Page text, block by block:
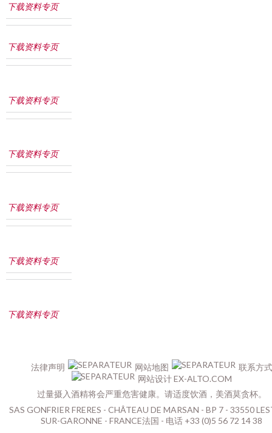
下载资料专页
下载资料专页
下载资料专页
下载资料专页
下载资料专页
下载资料专页
下载资料专页
法律声明 网站地图
联系方式
网站设计 EX-ALTO.COM
过量摄入酒精将会严重危害健康。请适度饮酒，美酒莫贪杯。
SAS GONFRIER FRERES - CHÂTEAU DE MARSAN - BP 7 - 33550
SUR-GARONNE - FRANCE法国 - 电话 +33 (0)5 56 72 14 38